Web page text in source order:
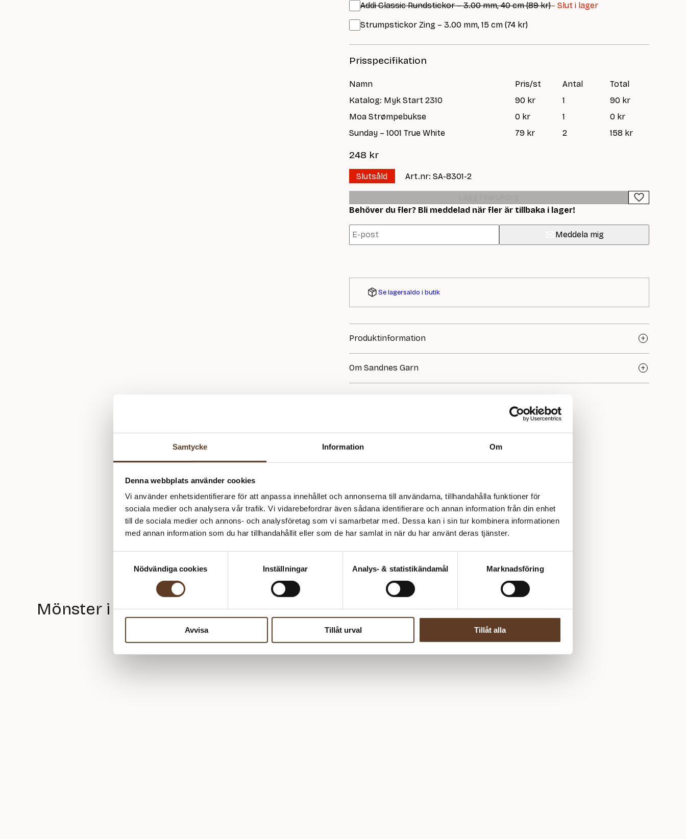
Samtycke Information Om
Denna webbplats använder cookies
Vi använder enhetsidentifierare för att anpassa innehållet och annonserna till användarna, tillhandahålla funktioner för
sociala medier och analysera vår trafik. Vi vidarebefordrar även sådana identifierare och annan information från din enhet
till de sociala medier och annons- och analysföretag som vi samarbetar med. Dessa kan i sin tur kombinera informationen
med annan information som du har tillhandahållit eller som de har samlat in när du har använt deras tjänster.
Nödvändiga cookies
Inställningar Analys- & statistikändamål Marknadsföring
Avvisa Tillåt urval Tillåt alla
Addi Classic Rundstickor – 3.00 mm, 40 cm (89 kr)– Slut i lager
Strumpstickor Zing – 3.00 mm, 15 cm (74 kr)
Prisspecifikation
Namn Pris/st Antal
Total
Katalog: Myk Start 2310
90 kr 1
90 kr
Moa Strømpebukse
0 kr 1
0 kr
Sunday – 1001 True White
79 kr 2 158 kr
248 kr
Slutsåld Art.nr: SA-8301-2
Behöver du fler? Bli meddelad när fler är tillbaka i lager!
Meddela mig
Se lagersaldo i butik
Produktinformation
Sunday
SVÅRIGHETSGRAD:
Om Sandnes Garn
producent av handstickningsgarn. Varumärket erbjuder en stor variation av garn som
passar både nybörjare och erfarna stickare och är särskilt uppskattat för sina hållbara,
mjuka och slitstarka garner. Hos Yllotyll har vi ett stort urval av garner, mönster och
tillbehör från Sandnes!
Mönster i Moa Strømpebukse